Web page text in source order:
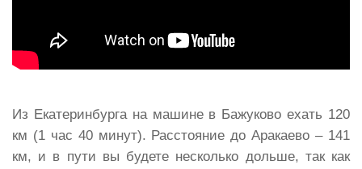
Из Екатеринбурга на машине в Бажуково ехать 120
км (1 час 40 минут). Расстояние до Аракаево – 141
км, и в пути вы будете несколько дольше, так как